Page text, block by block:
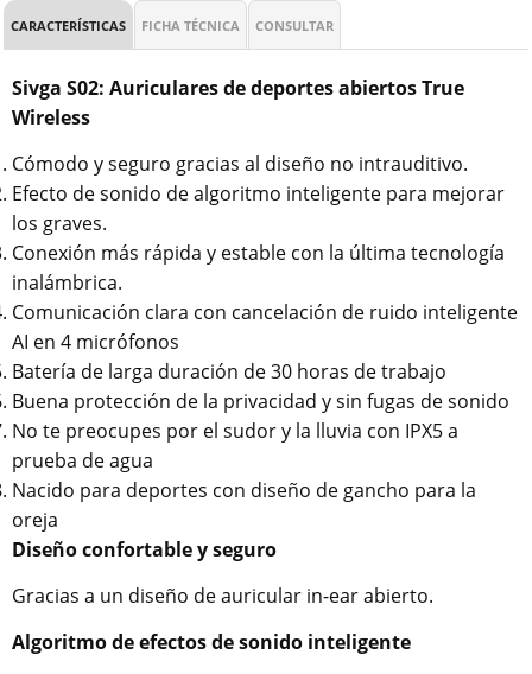
CARACTERÍSTICAS FICHA TÉCNICA CONSULTAR
Sivga S02: Auriculares de deportes abiertos True
Wireless
Cómodo y seguro gracias al diseño no intrauditivo.
Efecto de sonido de algoritmo inteligente para mejorar
los graves.
Conexión más rápida y estable con la última tecnología
inalámbrica.
Comunicación clara con cancelación de ruido inteligente
AI en 4 micrófonos
Batería de larga duración de 30 horas de trabajo
Buena protección de la privacidad y sin fugas de sonido
No te preocupes por el sudor y la lluvia con IPX5 a
prueba de agua
Nacido para deportes con diseño de gancho para la
oreja
Diseño confortable y seguro
Gracias a un diseño de auricular in-ear abierto.
Algoritmo de efectos de sonido inteligente